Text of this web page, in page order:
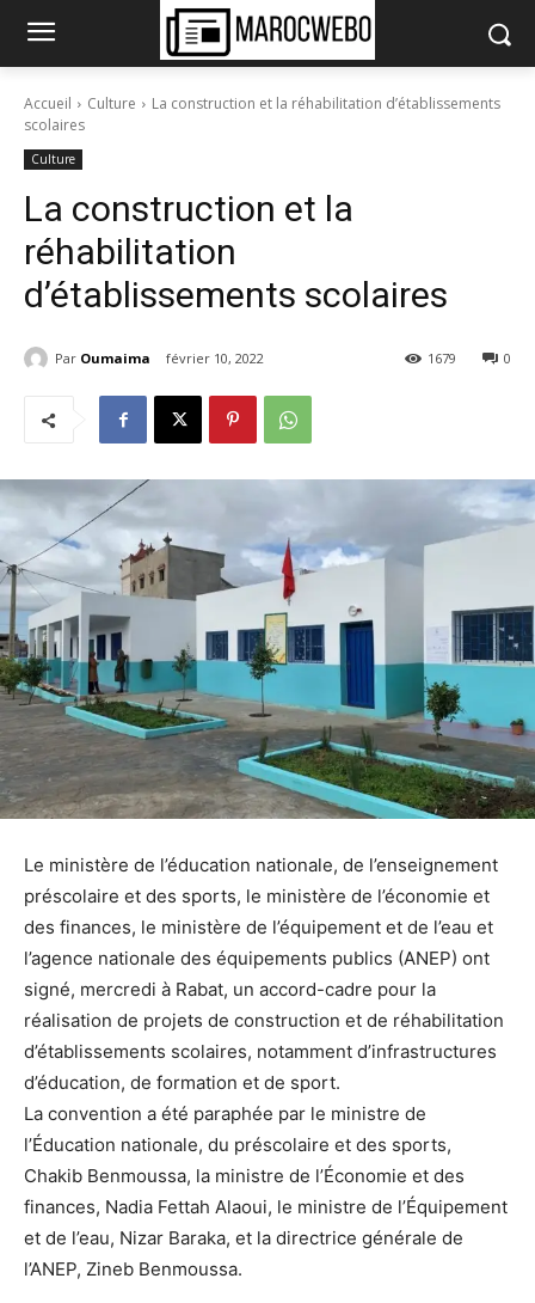
Accueil Culture
La construction et la réhabilitation d’établissements
scolaires
Culture
La construction et la
réhabilitation
d’établissements scolaires
Par Oumaima février 10, 2022 0
1679
Le ministère de l’éducation nationale, de l’enseignement
préscolaire et des sports, le ministère de l’économie et
des finances, le ministère de l’équipement et de l’eau et
l’agence nationale des équipements publics (ANEP) ont
signé, mercredi à Rabat, un accord-cadre pour la
réalisation de projets de construction et de réhabilitation
d’établissements scolaires, notamment d’infrastructures
d’éducation, de formation et de sport.
La convention a été paraphée par le ministre de
l’Éducation nationale, du préscolaire et des sports,
Chakib Benmoussa, la ministre de l’Économie et des
finances, Nadia Fettah Alaoui, le ministre de l’Équipement
et de l’eau, Nizar Baraka, et la directrice générale de
l’ANEP, Zineb Benmoussa.